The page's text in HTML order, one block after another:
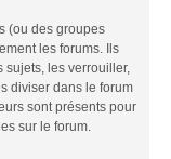
(ou des groupes
les forums. Ils
sujets, les verrouiller,
diviser dans le forum
sont présents pour
sur le forum.